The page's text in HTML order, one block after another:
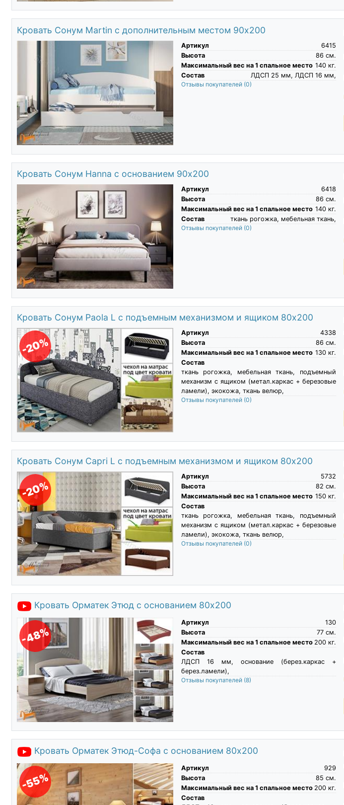
Кровать Сонум Martin с дополнительным местом 90х200
Артикул
6415
Высота
см.
86
Максимальный вес на 1 спальное место
кг.
140
Состав
ЛДСП 25 мм, ЛДСП 16 мм,
Отзывы покупателей (0)
Кровать Сонум Hanna с основанием 90х200
Артикул
6418
Высота
см.
86
Максимальный вес на 1 спальное место
кг.
140
Состав
ткань рогожка, мебельная ткань,
Отзывы покупателей (0)
Кровать Сонум Paola L с подъемным механизмом и ящиком 80х200
-20%
Артикул
4338
Высота
см.
86
Максимальный вес на 1 спальное место
кг.
130
Состав
ткань рогожка, мебельная ткань, подъемный
механизм с ящиком (метал.каркас + березовые
ламели), экокожа, ткань велюр,
Отзывы покупателей (0)
Кровать Сонум Capri L с подъемным механизмом и ящиком 80х200
-20%
Артикул
5732
Высота
см.
82
Максимальный вес на 1 спальное место
кг.
150
Состав
ткань рогожка, мебельная ткань, подъемный
механизм с ящиком (метал.каркас + березовые
ламели), экокожа, ткань велюр,
Отзывы покупателей (0)
Кровать Орматек Этюд с основанием 80х200
-48%
Артикул
130
Высота
см.
77
Максимальный вес на 1 спальное место
кг.
200
Состав
ЛДСП 16 мм, основание (берез.каркас +
берез.ламели),
Отзывы покупателей (8)
Кровать Орматек Этюд-Софа с основанием 80х200
-55%
Артикул
929
Высота
см.
85
Максимальный вес на 1 спальное место
кг.
200
Состав